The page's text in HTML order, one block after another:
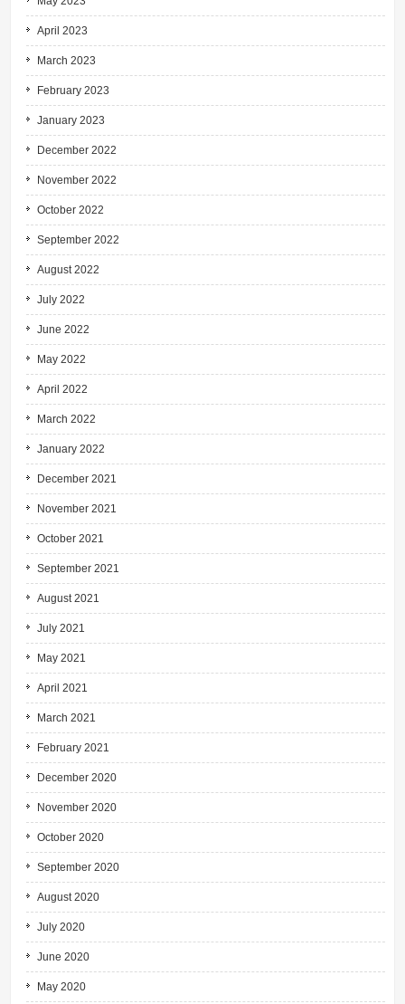
April 2023
March 2023
February 2023
January 2023
December 2022
November 2022
October 2022
September 2022
August 2022
July 2022
June 2022
May 2022
April 2022
March 2022
January 2022
December 2021
November 2021
October 2021
September 2021
August 2021
July 2021
May 2021
April 2021
March 2021
February 2021
December 2020
November 2020
October 2020
September 2020
August 2020
July 2020
June 2020
May 2020